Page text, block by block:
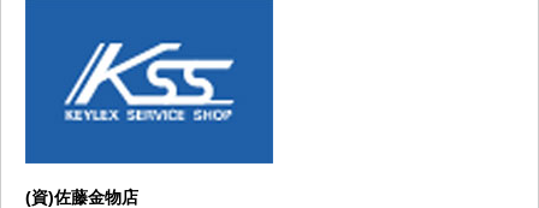
(資)佐藤金物店